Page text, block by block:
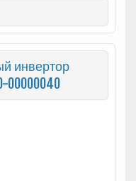
инвертор
00000040